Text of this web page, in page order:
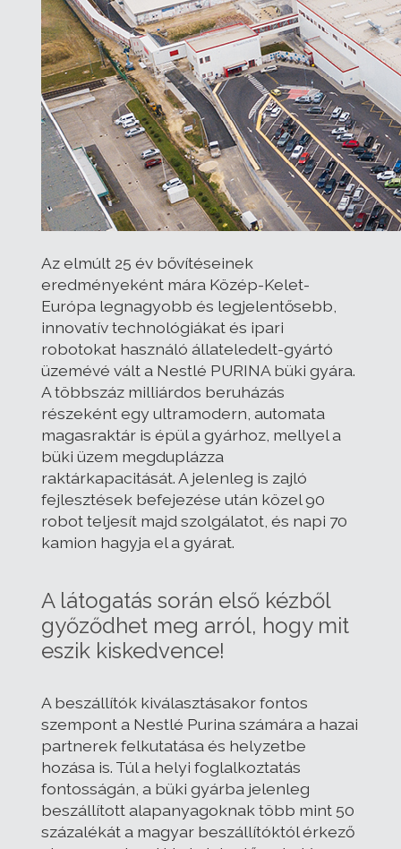
Az elmúlt 25 év bővítéseinek
eredményeként mára Közép-Kelet-
Európa legnagyobb és legjelentősebb,
innovatív technológiákat és ipari
robotokat használó állateledelt-gyártó
üzemévé vált a Nestlé PURINA büki gyára.
A többszáz milliárdos beruházás
részeként egy ultramodern, automata
magasraktár is épül a gyárhoz, mellyel a
büki üzem megduplázza
raktárkapacitását. A jelenleg is zajló
fejlesztések befejezése után közel 90
robot teljesít majd szolgálatot, és napi 70
kamion hagyja el a gyárat.
A látogatás során első kézből
győződhet meg arról, hogy mit
eszik kiskedvence!
A beszállítók kiválasztásakor fontos
szempont a Nestlé Purina számára a hazai
partnerek felkutatása és helyzetbe
hozása is. Túl a helyi foglalkoztatás
fontosságán, a büki gyárba jelenleg
beszállított alapanyagoknak több mint 50
százalékát a magyar beszállítóktól érkező